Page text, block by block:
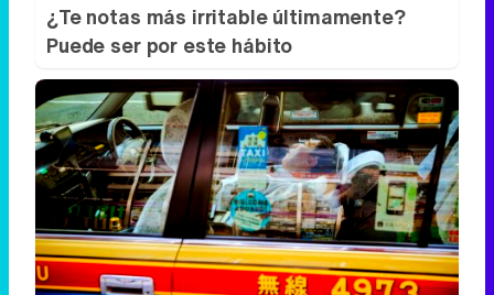
¿Te notas más irritable últimamente?
Puede ser por este hábito